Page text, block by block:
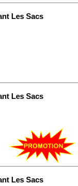
Les Sacs
Les Sacs
Les Sacs